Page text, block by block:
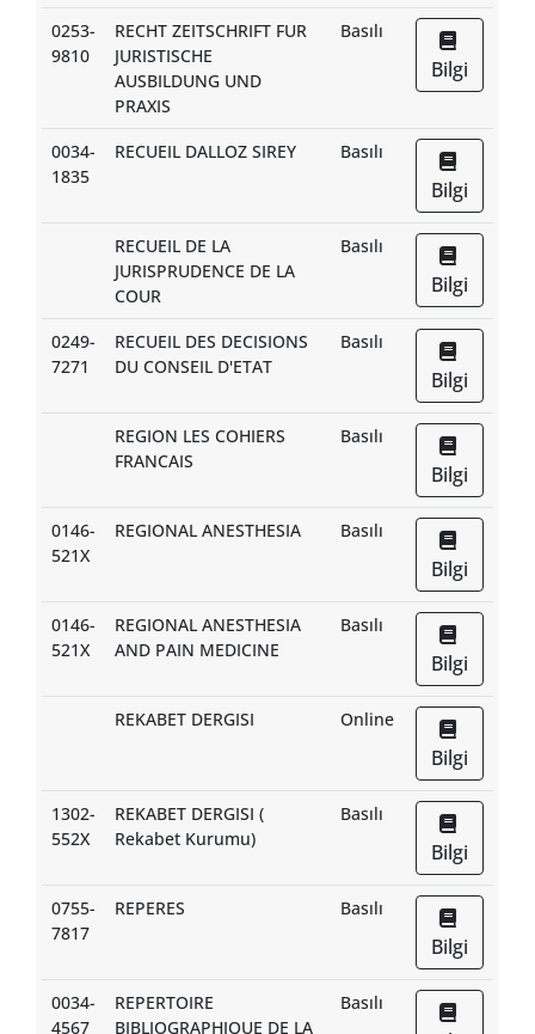
0253-
9810
RECHT ZEITSCHRIFT FUR
JURISTISCHE
AUSBILDUNG UND
PRAXIS
Basılı
Bilgi
0034-
1835
RECUEIL DALLOZ SIREY Basılı
Bilgi
RECUEIL DE LA
JURISPRUDENCE DE LA
COUR
Basılı
Bilgi
0249-
7271
RECUEIL DES DECISIONS
DU CONSEIL D'ETAT
Basılı
Bilgi
REGION LES COHIERS
FRANCAIS
Basılı
Bilgi
0146-
521X
REGIONAL ANESTHESIA Basılı
Bilgi
0146-
521X
REGIONAL ANESTHESIA
AND PAIN MEDICINE
Basılı
Bilgi
REKABET DERGISI Online
Bilgi
1302-
552X
REKABET DERGISI (
Rekabet Kurumu)
Basılı
Bilgi
0755-
7817
REPERES Basılı
Bilgi
0034-
4567
REPERTOIRE
BIBLIOGRAPHIQUE DE LA
Basılı